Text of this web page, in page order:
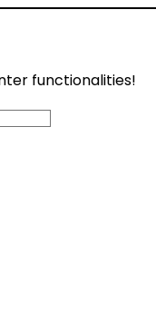
functionalities!